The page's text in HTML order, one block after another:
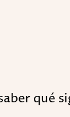
qué